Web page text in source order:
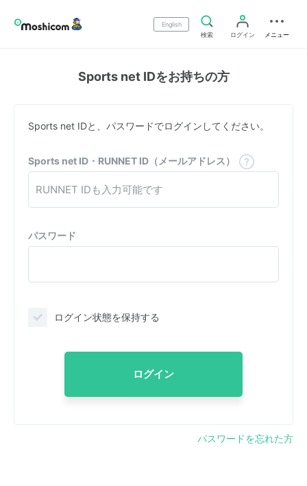
English
検索
ログイン メニュー
Sports net IDをお持ちの方
Sports net IDと、パスワードでログインしてください。
Sports net ID・RUNNET ID（メールアドレス）
パスワード
ログイン状態を保持する
ログイン
パスワードを忘れた方